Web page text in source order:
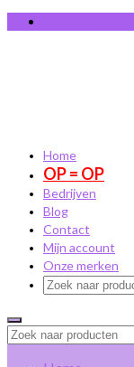
Home
OP = OP
Bedrijven
Blog
Contact
Mijn account
Onze merken
Zoek
Zoek